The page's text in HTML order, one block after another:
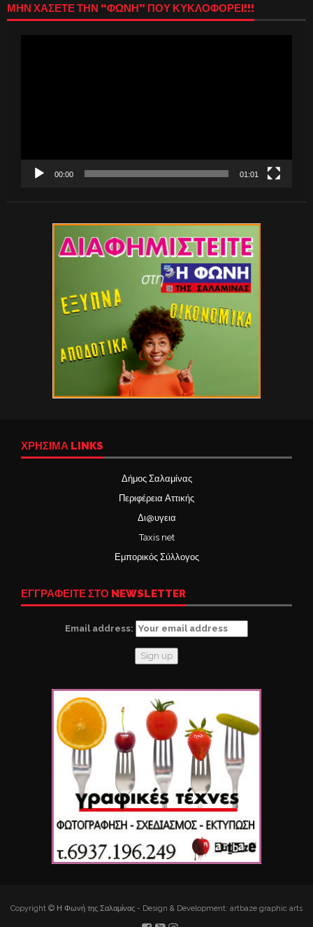
ΜΗΝ ΧΑΣΕΤΕ ΤΗΝ “ΦΩΝΗ” ΠΟΥ ΚΥΚΛΟΦΟΡΕΙ!!!
00:00 01:01
ΧΡΉΣΙΜΑ LINKS
Δήμος Σαλαμίνας
Περιφέρεια Αττικής
Δι@υγεια
Taxis net
Εμπορικός Σύλλογος
ΕΓΓΡΑΦΕΙΤΕ ΣΤΟ NEWSLETTER
Email address:
Copyright © Η Φωνή της Σαλαμίνας - Design & Development: artbaze graphic arts